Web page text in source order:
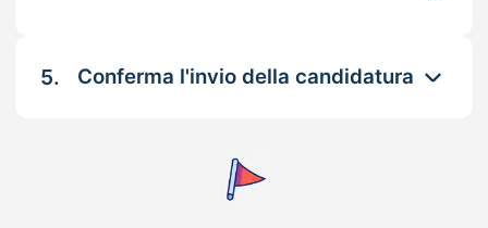
5. Conferma l'invio della candidatura